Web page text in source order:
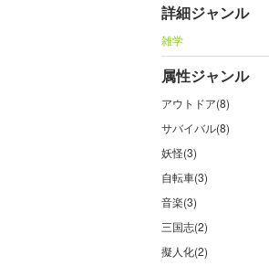
詳細ジャンル
雑学
属性ジャンル
アウトドア(8)
サバイバル(8)
妖怪(3)
自転車(3)
音楽(3)
三国志(2)
擬人化(2)